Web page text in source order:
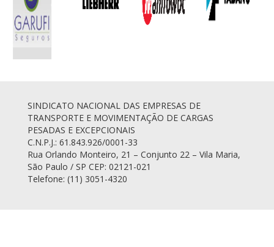
SINDICATO NACIONAL DAS EMPRESAS DE
TRANSPORTE E MOVIMENTAÇÃO DE CARGAS
PESADAS E EXCEPCIONAIS
C.N.P.J.: 61.843.926/0001-33
Rua Orlando Monteiro, 21 – Conjunto 22 – Vila Maria,
São Paulo / SP CEP: 02121-021
Telefone: (11) 3051-4320